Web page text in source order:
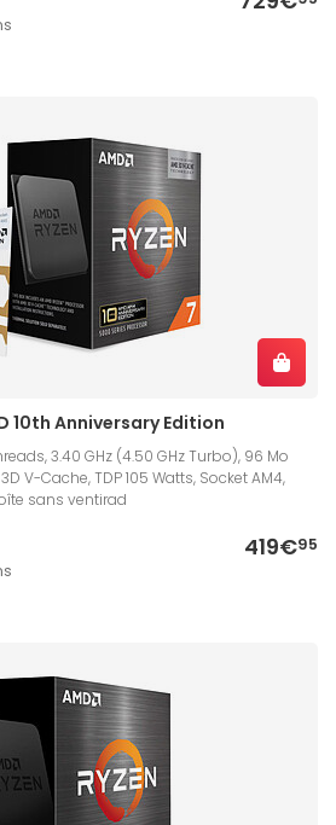
10th Anniversary Edition
3.40 GHz (4.50 GHz Turbo), 96 Mo
V-Cache, TDP 105 Watts, Socket AM4,
sans ventirad
419€95